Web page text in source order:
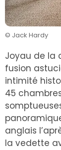
© Jack Hardy
Joyau de la
fusion
intimité
45
anglais
la vedette